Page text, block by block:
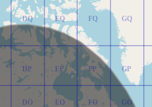
DO
DP
DQ
EO
EP
EQ
FO
FP
FQ
GO
GP
GQ